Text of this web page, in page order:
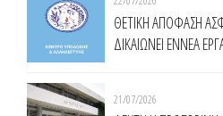
ΘΕΤΙΚΗ ΑΠΟΦΑΣΗ
ΔΙΚΑΙΩΝΕΙ ΕΝNΕΑ
21/07/2026